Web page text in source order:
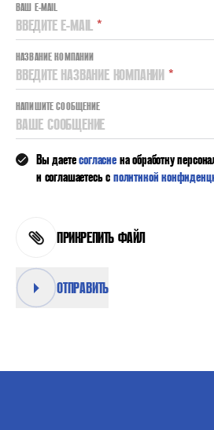
ВАШ E-MAIL
ВВЕДИТЕ E-MAIL *
НАЗВАНИЕ КОМПАНИИ
ВВЕДИТЕ НАЗВАНИЕ КОМПАНИИ *
НАПИШИТЕ СООБЩЕНИЕ
ВАШЕ СООБЩЕНИЕ
Вы даетесогласиена обработку
и соглашаетесь сполитикой
ПРИКРЕПИТЬ ФАЙЛ
ОТПРАВИТЬ